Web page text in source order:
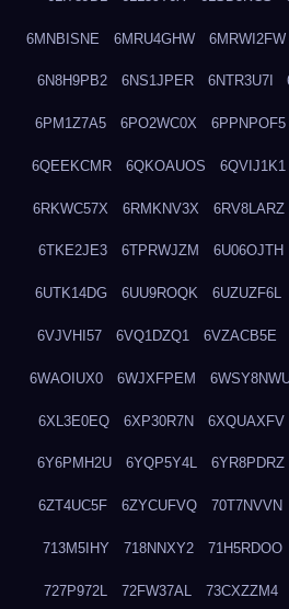
6MNBISNE 6MRU4GHW 6MRWI2FW
6N8H9PB2 6NS1JPER 6NTR3U7I
6PM1Z7A5 6PO2WC0X 6PPNPOF5
6QEEKCMR 6QKOAUOS 6QVIJ1K1
6RKWC57X 6RMKNV3X 6RV8LARZ
6TKE2JE3 6TPRWJZM 6U06OJTH
6UTK14DG 6UU9ROQK 6UZUZF6L
6VJVHI57 6VQ1DZQ1 6VZACB5E
6WAOIUX0 6WJXFPEM
6XL3E0EQ 6XP30R7N 6XQUAXFV
6Y6PMH2U 6YQP5Y4L 6YR8PDRZ
6ZT4UC5F 6ZYCUFVQ 70T7NVVN
713M5IHY 718NNXY2 71H5RDOO
727P972L 72FW37AL 73CXZZM4